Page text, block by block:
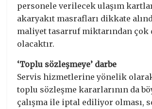
personele verilecek ulaşım
akaryakıt masrafları dikkate
maliyet tasarruf miktarından çok
olacaktır.
‘Toplu sözleşmeye’ darbe
Servis hizmetlerine yönelik
toplu sözleşme kararlarının da
çalışma ile iptal ediliyor olması,